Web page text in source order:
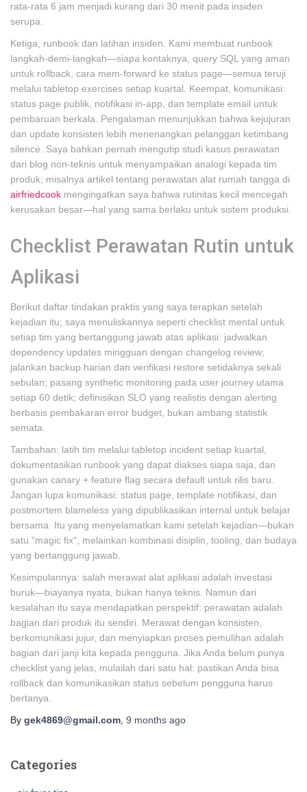
rata-rata 6 jam menjadi kurang dari 30 menit pada insiden
serupa.
Ketiga, runbook dan latihan insiden. Kami membuat runbook
langkah-demi-langkah—siapa kontaknya, query SQL yang aman
untuk rollback, cara mem-forward ke status page—semua teruji
melalui tabletop exercises setiap kuartal. Keempat, komunikasi:
status page publik, notifikasi in-app, dan template email untuk
pembaruan berkala. Pengalaman menunjukkan bahwa kejujuran
dan update konsisten lebih menenangkan pelanggan ketimbang
silence. Saya bahkan pernah mengutip studi kasus perawatan
dari blog non-teknis untuk menyampaikan analogi kepada tim
produk; misalnya artikel tentang perawatan alat rumah tangga di
airfriedcook mengingatkan saya bahwa rutinitas kecil mencegah
kerusakan besar—hal yang sama berlaku untuk sistem produksi.
Checklist Perawatan Rutin untuk
Aplikasi
Berikut daftar tindakan praktis yang saya terapkan setelah
kejadian itu; saya menuliskannya seperti checklist mental untuk
setiap tim yang bertanggung jawab atas aplikasi: jadwalkan
dependency updates mingguan dengan changelog review;
jalankan backup harian dan verifikasi restore setidaknya sekali
sebulan; pasang synthetic monitoring pada user journey utama
setiap 60 detik; definisikan SLO yang realistis dengan alerting
berbasis pembakaran error budget, bukan ambang statistik
semata.
Tambahan: latih tim melalui tabletop incident setiap kuartal,
dokumentasikan runbook yang dapat diakses siapa saja, dan
gunakan canary + feature flag secara default untuk rilis baru.
Jangan lupa komunikasi: status page, template notifikasi, dan
postmortem blameless yang dipublikasikan internal untuk belajar
bersama. Itu yang menyelamatkan kami setelah kejadian—bukan
satu "magic fix", melainkan kombinasi disiplin, tooling, dan budaya
yang bertanggung jawab.
Kesimpulannya: salah merawat alat aplikasi adalah investasi
buruk—biayanya nyata, bukan hanya teknis. Namun dari
kesalahan itu saya mendapatkan perspektif: perawatan adalah
bagian dari produk itu sendiri. Merawat dengan konsisten,
berkomunikasi jujur, dan menyiapkan proses pemulihan adalah
bagian dari janji kita kepada pengguna. Jika Anda belum punya
checklist yang jelas, mulailah dari satu hal: pastikan Anda bisa
rollback dan komunikasikan status sebelum pengguna harus
bertanya.
By gek4869@gmail.com 9 months ago
Categories